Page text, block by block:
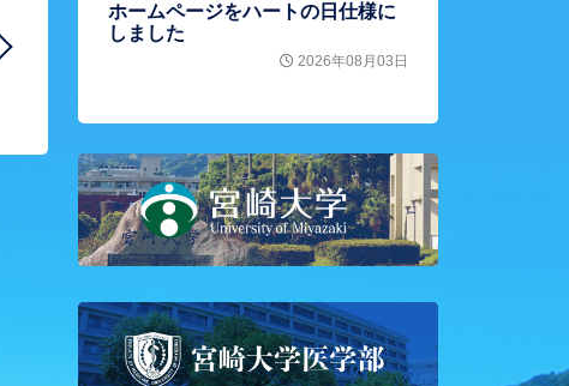
ホームページをハートの日仕様に
しました
2026年08月03日